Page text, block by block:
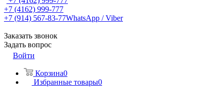
+7 (4162) 999-777
+7 (914) 567-83-77WhatsApp / Viber
Заказать звонок
Задать вопрос
Войти
Корзина0
Избранные товары0